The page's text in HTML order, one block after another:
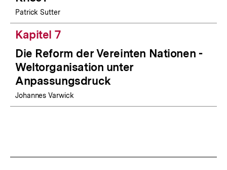
Patrick Sutter
Kapitel 7
Die Reform der Vereinten Nationen -
Weltorganisation unter
Anpassungsdruck
Johannes Varwick